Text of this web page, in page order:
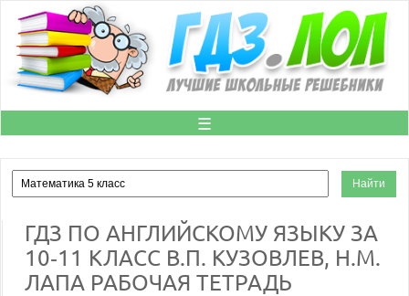
☰
ГДЗ ПО АНГЛИЙСКОМУ ЯЗЫКУ ЗА
10‐11 КЛАСС В.П. КУЗОВЛЕВ, Н.М.
ЛАПА РАБОЧАЯ ТЕТРАДЬ